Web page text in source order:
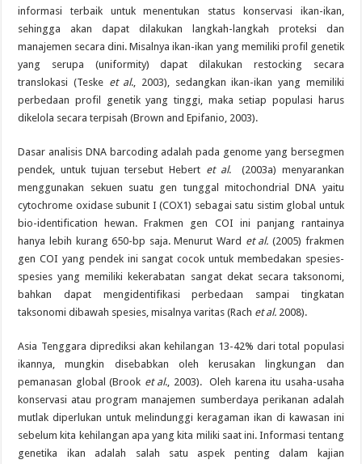
informasi terbaik untuk menentukan status konservasi ikan-ikan,
sehingga akan dapat dilakukan langkah-langkah proteksi dan
manajemen secara dini. Misalnya ikan-ikan yang memiliki profil genetik
yang serupa (uniformity) dapat dilakukan restocking secara
translokasi (Teske et al., 2003), sedangkan ikan-ikan yang memiliki
perbedaan profil genetik yang tinggi, maka setiap populasi harus
dikelola secara terpisah (Brown and Epifanio, 2003).
Dasar analisis DNA barcoding adalah pada genome yang bersegmen
pendek, untuk tujuan tersebut Hebert et al. (2003a) menyarankan
menggunakan sekuen suatu gen tunggal mitochondrial DNA yaitu
cytochrome oxidase subunit I (COX1) sebagai satu sistim global untuk
bio-identification hewan. Frakmen gen COI ini panjang rantainya
hanya lebih kurang 650-bp saja. Menurut Ward et al. (2005) frakmen
gen COI yang pendek ini sangat cocok untuk membedakan spesies-
spesies yang memiliki kekerabatan sangat dekat secara taksonomi,
bahkan dapat mengidentifikasi perbedaan sampai tingkatan
taksonomi dibawah spesies, misalnya varitas (Rach et al. 2008).
Asia Tenggara diprediksi akan kehilangan 13-42% dari total populasi
ikannya, mungkin disebabkan oleh kerusakan lingkungan dan
pemanasan global (Brook et al., 2003). Oleh karena itu usaha-usaha
konservasi atau program manajemen sumberdaya perikanan adalah
mutlak diperlukan untuk melindunggi keragaman ikan di kawasan ini
sebelum kita kehilangan apa yang kita miliki saat ini. Informasi tentang
genetika ikan adalah salah satu aspek penting dalam kajian